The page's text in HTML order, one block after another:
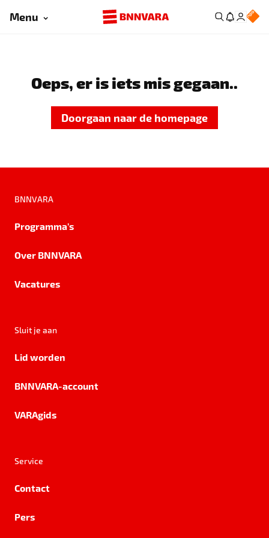
Menu
Oeps, er is iets mis gegaan..
Doorgaan naar de homepage
BNNVARA
Programma's
Over BNNVARA
Vacatures
Sluit je aan
Lid worden
BNNVARA-account
VARAgids
Service
Contact
Pers